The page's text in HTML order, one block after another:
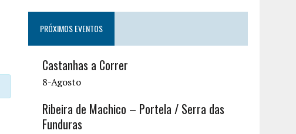
PRÓXIMOS EVENTOS
Castanhas a Correr
8-Agosto
Ribeira de Machico – Portela / Serra das
Funduras